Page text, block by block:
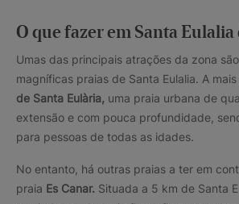
O que fazer em Santa Eulalia
Umas das principais atrações da zona
magníficas praias de Santa Eulalia. A
de Santa Eulària, uma praia urbana de
extensão e com pouca profundidade,
para pessoas de todas as idades.
No entanto, há outras praias a ter em
praia Es Canar. Situada a 5 km de Santa